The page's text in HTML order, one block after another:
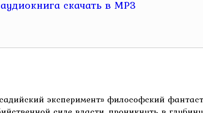
эксперимент» философский